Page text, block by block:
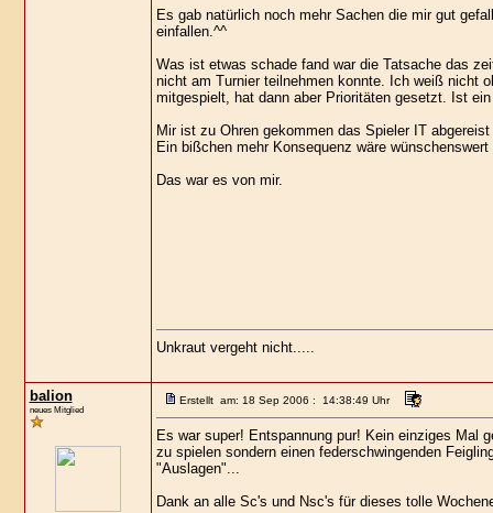
Es gab natürlich noch mehr Sachen die mir gut
einfallen.^^
Was ist etwas schade fand war die Tatsache das
nicht am Turnier teilnehmen konnte. Ich weiß nicht
mitgespielt, hat dann aber Prioritäten gesetzt. Ist
Mir ist zu Ohren gekommen das Spieler IT
Ein bißchen mehr Konsequenz wäre wünschenswert
Das war es von mir.
Unkraut vergeht nicht.....
balion
neues Mitglied
Erstellt am: 18 Sep 2006 : 14:38:49 Uhr
Es war super! Entspannung pur! Kein einziges Mal
zu spielen sondern einen federschwingenden
"Auslagen"...
Dank an alle Sc's und Nsc's für dieses tolle